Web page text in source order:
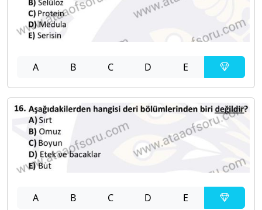
A B C D E
A B C D E